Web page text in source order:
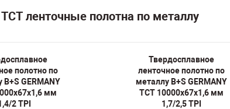
ленточные полотна по металлу
полотно по
B+S GERMANY
мм
2 TPI
Твердосплавное
ленточное полотно по
металлу B+S GERMANY
TCT 10000х67х1,6 мм
1,7/2,5 TPI